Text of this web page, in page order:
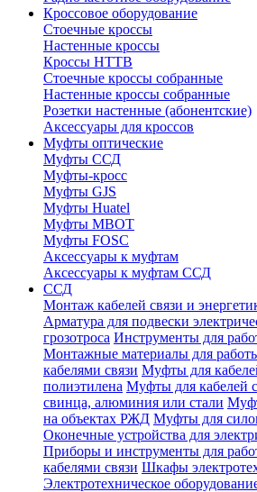
Кроссовое оборудование
Стоечные кроссы
Настенные кроссы
Кроссы HTTB
Стоечные кроссы собранные
Настенные кроссы собранные
Розетки настенные (абонентские)
Аксессуары для кроссов
Муфты оптические
Муфты ССД
Муфты-кросс
Муфты GJS
Муфты Huatel
Муфты МВОТ
Муфты FOSC
Аксессуары к муфтам
Аксессуары к муфтам ССД
ССД
Монтаж кабелей связи и
Арматура для подвески
грозотроса Инструменты для
Монтажные материалы для
кабелями связи Муфты для
полиэтилена Муфты для кабелей
свинца, алюминия или стали
на объектах РЖД Муфты для
Оконечные устройства для
Приборы и инструменты для
кабелями связи Шкафы
Электротехническое